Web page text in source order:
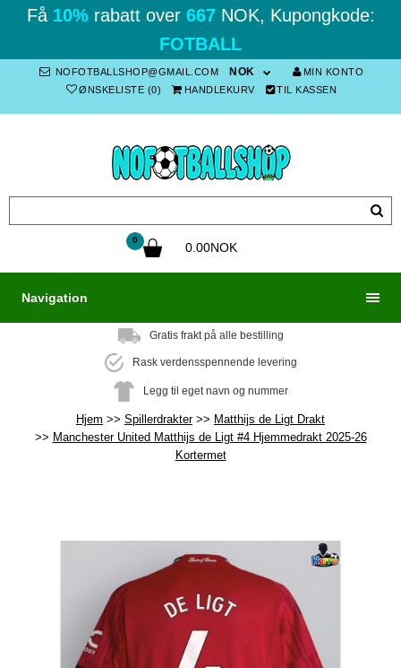
Få 10%rabatt over 667NOK, Kupongkode:
FOTBALL
NOFOTBALLSHOP@GMAIL.COM NOK
MIN KONTO
ØNSKELISTE (0)
HANDLEKURV TIL KASSEN
0
0.00NOK
Navigation
Gratis frakt på alle bestilling
Rask verdensspennende levering
Legg til eget navn og nummer
Hjem Spillerdrakter
Matthijs de Ligt Drakt
Manchester United Matthijs de Ligt #4 Hjemmedrakt 2025-26
Kortermet